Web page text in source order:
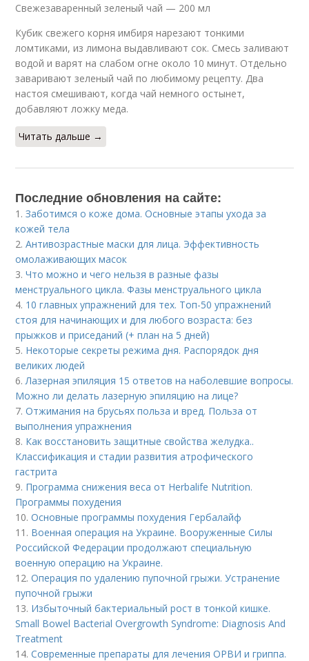
Свежезаваренный зеленый чай — 200 мл
Кубик свежего корня имбиря нарезают тонкими
ломтиками, из лимона выдавливают сок. Смесь заливают
водой и варят на слабом огне около 10 минут. Отдельно
заваривают зеленый чай по любимому рецепту. Два
настоя смешивают, когда чай немного остынет,
добавляют ложку меда.
Читать дальше →
Последние обновления на сайте:
1.Заботимся о коже дома. Основные этапы ухода за
кожей тела
2.Антивозрастные маски для лица. Эффективность
омолаживающих масок
3.Что можно и чего нельзя в разные фазы
менструального цикла. Фазы менструального цикла
4. 10 главных упражнений для тех. Топ-50 упражнений
стоя для начинающих и для любого возраста: без
прыжков и приседаний (+ план на 5 дней)
5. Некоторые секреты режима дня. Распорядок дня
великих людей
6. Лазерная эпиляция 15 ответов на наболевшие вопросы.
Можно ли делать лазерную эпиляцию на лице?
7.Отжимания на брусьях польза и вред. Польза от
выполнения упражнения
8. Как восстановить защитные свойства желудка..
Классификация и стадии развития атрофического
гастрита
9. Программа снижения веса от Herbalife Nutrition.
Программы похудения
10.Основные программы похудения Гербалайф
11. Военная операция на Украине. Вооруженные Силы
Российской Федерации продолжают специальную
военную операцию на Украине.
12.Операция по удалению пупочной грыжи. Устранение
пупочной грыжи
13. Избыточный бактериальный рост в тонкой кишке.
Small Bowel Bacterial Overgrowth Syndrome: Diagnosis And
Treatment
14.Современные препараты для лечения ОРВИ и гриппа.